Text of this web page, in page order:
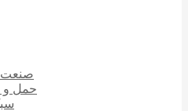
صنعت
حمل و